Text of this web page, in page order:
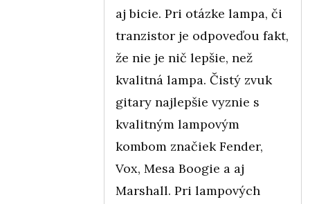
aj bicie. Pri otázke lampa, či
tranzistor je odpoveďou fakt,
že nie je nič lepšie, než
kvalitná lampa. Čistý zvuk
gitary najlepšie vyznie s
kvalitným lampovým
kombom značiek Fender,
Vox, Mesa Boogie a aj
Marshall. Pri lampových